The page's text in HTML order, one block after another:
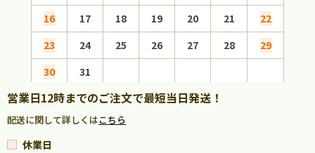
16
17 18 19 20 21
22
23
24 25 26 27 28
29
30
31
営業日12時までのご注文で最短当日発送！
配送に関して詳しくはこちら
休業日